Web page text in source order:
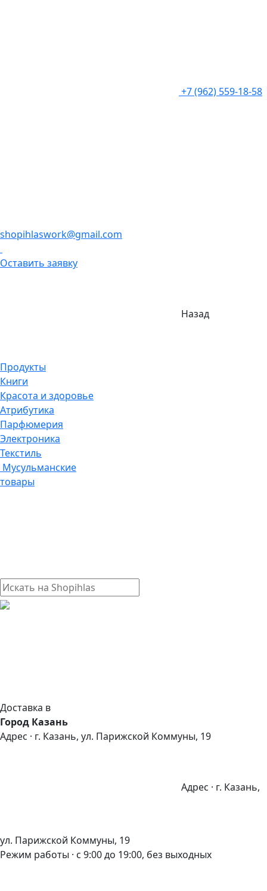
+7 (962) 559-18-58
shopihlaswork@gmail.com
Оставить заявку
Назад
Продукты
Книги
Красота и здоровье
Атрибутика
Парфюмерия
Электроника
Текстиль
Мусульманские
товары
Доставка в
Город Казань
Адрес · г. Казань, ул. Парижской Коммуны, 19
Адрес · г. Казань,
ул. Парижской Коммуны, 19
Режим работы · с 9:00 до 19:00, без выходных